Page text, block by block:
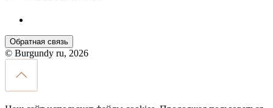
Обратная связь
© Burgundy ru, 2026